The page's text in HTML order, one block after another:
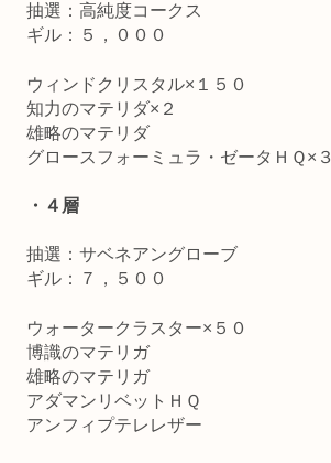
抽選：高純度コークス
ギル：５，０００
ウィンドクリスタル×１５０
知力のマテリダ×２
雄略のマテリダ
グロースフォーミュラ・ゼータＨＱ×３
・４層
抽選：サベネアングローブ
ギル：７，５００
ウォータークラスター×５０
博識のマテリガ
雄略のマテリガ
アダマンリベットＨＱ
アンフィプテレレザー